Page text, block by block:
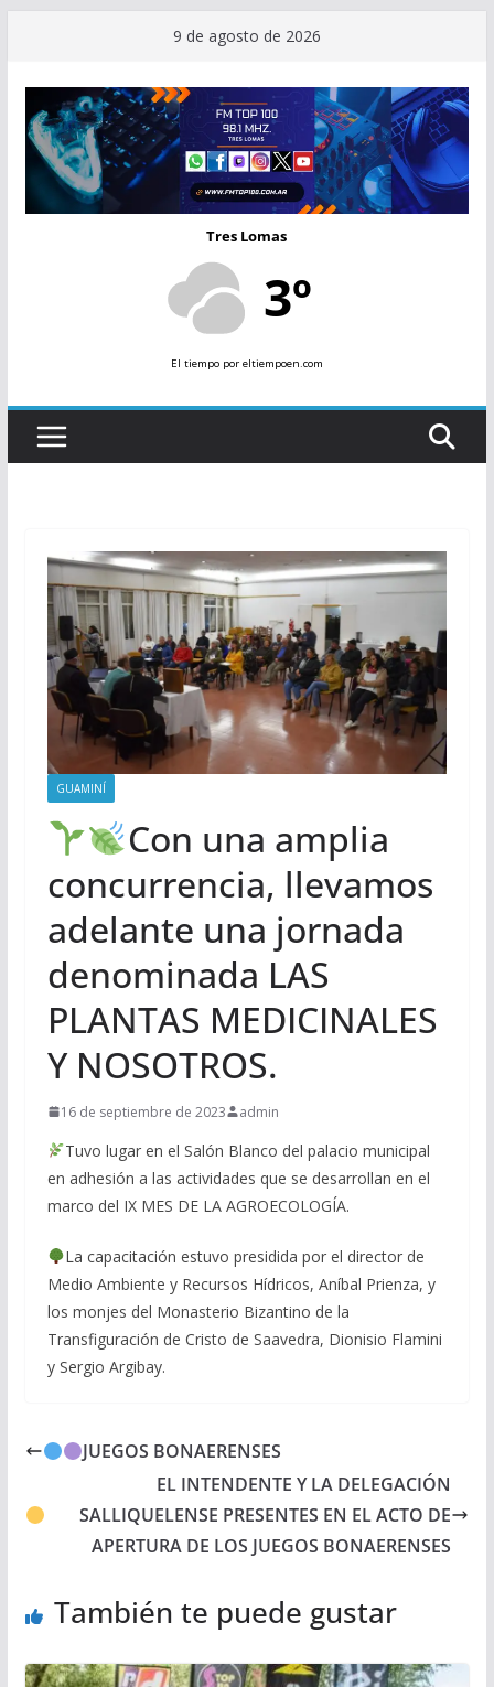
contenido
9 de agosto de 2026
Tres Lomas
3º
El tiempopor eltiempoen.com
GUAMINÍ
Con una amplia
concurrencia, llevamos
adelante una jornada
denominada LAS
PLANTAS MEDICINALES
Y NOSOTROS.
16 de septiembre de 2023 admin
Tuvo lugar en el Salón Blanco del palacio municipal
en adhesión a las actividades que se desarrollan en el
marco del IX MES DE LA AGROECOLOGÍA.
La capacitación estuvo presidida por el director de
Medio Ambiente y Recursos Hídricos, Aníbal Prienza, y
los monjes del Monasterio Bizantino de la
Transfiguración de Cristo de Saavedra, Dionisio Flamini
y Sergio Argibay.
JUEGOS BONAERENSES
EL INTENDENTE Y LA DELEGACIÓN
SALLIQUELENSE PRESENTES EN EL ACTO DE
APERTURA DE LOS JUEGOS BONAERENSES
También te puede gustar